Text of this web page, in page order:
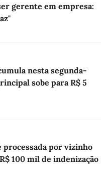
gerente em empresa:
nesta segunda-
sobe para R$ 5
processada por vizinho
100 mil de indenização